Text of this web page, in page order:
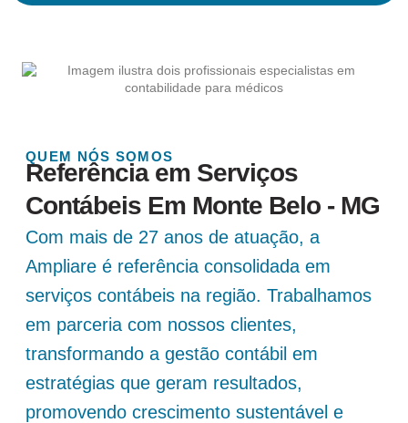
QUEM NÓS SOMOS
Referência em Serviços
Contábeis Em Monte Belo - MG
Com mais de 27 anos de atuação, a
Ampliare é referência consolidada em
serviços contábeis na região. Trabalhamos
em parceria com nossos clientes,
transformando a gestão contábil em
estratégias que geram resultados,
promovendo crescimento sustentável e